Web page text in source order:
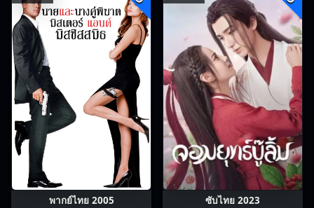
พากย์ไทย 2005 ซับไทย 2023